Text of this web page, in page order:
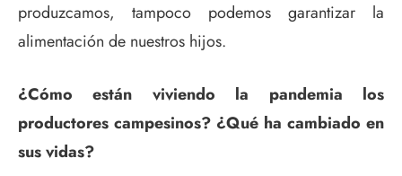
produzcamos, tampoco podemos garantizar la
alimentación de nuestros hijos.
¿Cómo están viviendo la pandemia los
productores campesinos? ¿Qué ha cambiado en
sus vidas?